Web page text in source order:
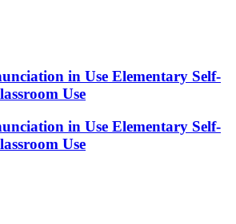
in Use Elementary Self-
Use
in Use Elementary Self-
Use